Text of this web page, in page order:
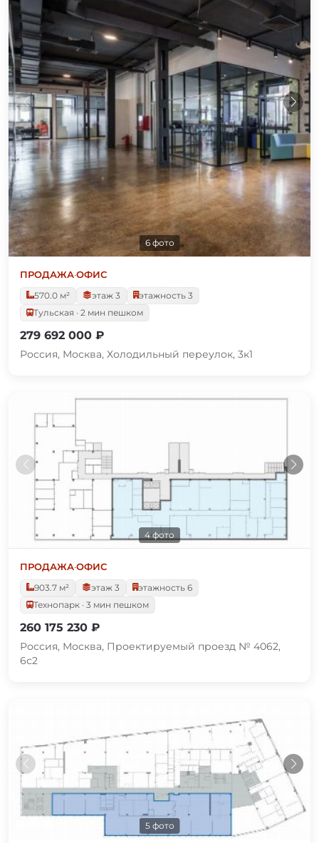
6 фото
ПРОДАЖА·ОФИС
570.0 м²
этаж 3
этажность 3
Тульская · 2 мин пешком
279 692 000 ₽
Россия, Москва, Холодильный переулок, 3к1
4 фото
ПРОДАЖА·ОФИС
903.7 м²
этаж 3
этажность 6
Технопарк · 3 мин пешком
260 175 230 ₽
Россия, Москва, Проектируемый проезд № 4062,
6с2
5 фото